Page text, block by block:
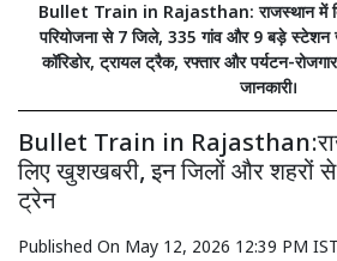
Bullet Train in Rajasthan: राजस्थान में
परियोजना से 7 जिले, 335 गांव और 9 बड़े स्टेशन
कॉरिडोर, ट्रायल ट्रैक, रफ्तार और पर्यटन-
जानकारी।
Bullet Train in
लिए खुशखबरी, इन जिलों और शहरों
ट्रेन
Published On May 12, 2026 12:39 PM IST